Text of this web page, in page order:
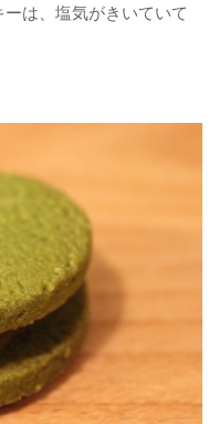
は、塩気がきいていて